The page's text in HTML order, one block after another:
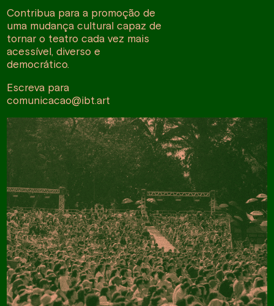
Contribua para a promoção de
uma mudança cultural capaz de
tornar o teatro cada vez mais
acessível, diverso e
democrático.
Escreva para
comunicacao@ibt.art